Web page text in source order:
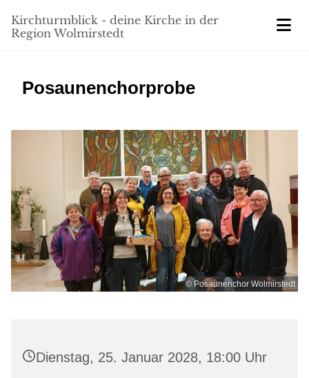
Kirchturmblick - deine Kirche in der
Region Wolmirstedt
Posaunenchorprobe
© Posaunenchor Wolmirstedt
Dienstag, 25. Januar 2028, 18:00 Uhr